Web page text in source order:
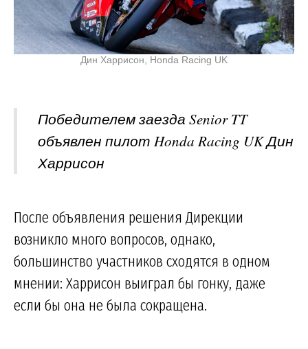
Дин Харрисон, Honda Racing UK
Победителем заезда Senior TT
объявлен пилот Honda Racing UK Дин
Харрисон
После объявления решения Дирекции
возникло много вопросов, однако,
большинство участников сходятся в одном
мнении: Харрисон выиграл бы гонку, даже
если бы она не была сокращена.